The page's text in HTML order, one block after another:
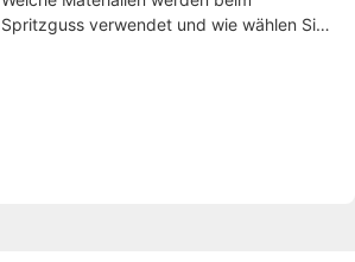
Spritzguss verwendet und wie wählen Sie